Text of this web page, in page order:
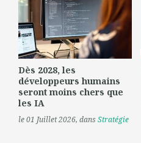
Dès 2028, les
développeurs humains
seront moins chers que
les IA
le 01 Juillet 2026, dansStratégie